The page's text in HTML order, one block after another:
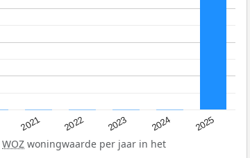
2021 2022 2023 2024 2025
WOZ woningwaarde per jaar in het